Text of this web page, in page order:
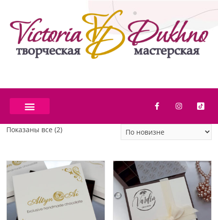
Показаны все (2)